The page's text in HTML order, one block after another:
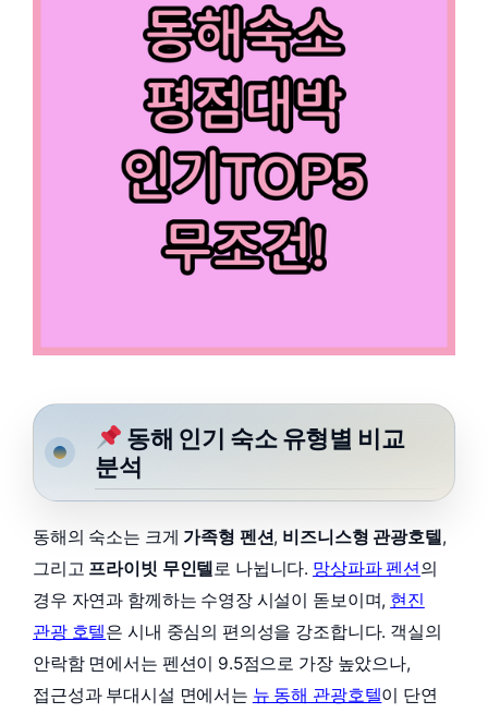
동해 인기 숙소 유형별 비교
분석
동해의 숙소는 크게 가족형 펜션, 비즈니스형 관광호텔,
그리고 프라이빗 무인텔로 나뉩니다. 망상파파 펜션의
경우 자연과 함께하는 수영장 시설이 돋보이며, 현진
관광 호텔은 시내 중심의 편의성을 강조합니다. 객실의
안락함 면에서는 펜션이 9.5점으로 가장 높았으나,
접근성과 부대시설 면에서는 뉴 동해 관광호텔이 단연